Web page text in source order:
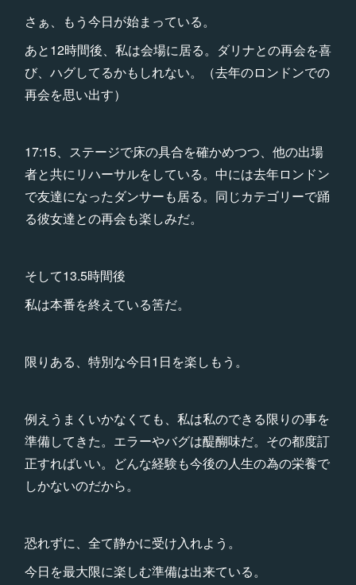
さぁ、もう今日が始まっている。
あと12時間後、私は会場に居る。ダリナとの再会を喜
び、ハグしてるかもしれない。（去年のロンドンでの
再会を思い出す）
17:15、ステージで床の具合を確かめつつ、他の出場
者と共にリハーサルをしている。中には去年ロンドン
で友達になったダンサーも居る。同じカテゴリーで踊
る彼女達との再会も楽しみだ。
そして13.5時間後
私は本番を終えている筈だ。
限りある、特別な今日1日を楽しもう。
例えうまくいかなくても、私は私のできる限りの事を
準備してきた。エラーやバグは醍醐味だ。その都度訂
正すればいい。どんな経験も今後の人生の為の栄養で
しかないのだから。
恐れずに、全て静かに受け入れよう。
今日を最大限に楽しむ準備は出来ている。